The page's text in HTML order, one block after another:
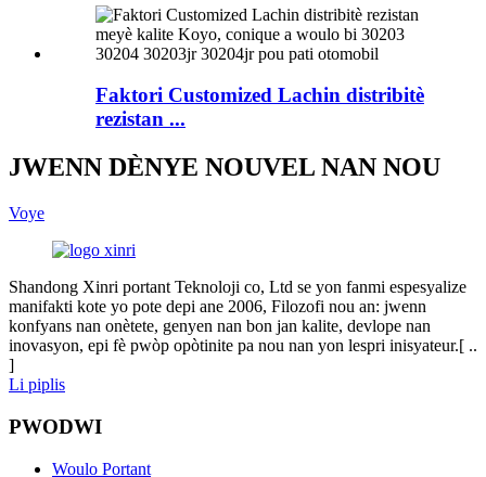
Faktori Customized Lachin distribitè
rezistan ...
JWENN DÈNYE NOUVEL NAN NOU
Voye
Shandong Xinri portant Teknoloji co, Ltd se yon fanmi espesyalize
manifakti kote yo pote depi ane 2006, Filozofi nou an: jwenn
konfyans nan onètete, genyen nan bon jan kalite, devlope nan
inovasyon, epi fè pwòp opòtinite pa nou nan yon lespri inisyateur.[ ..
]
Li piplis
PWODWI
Woulo Portant